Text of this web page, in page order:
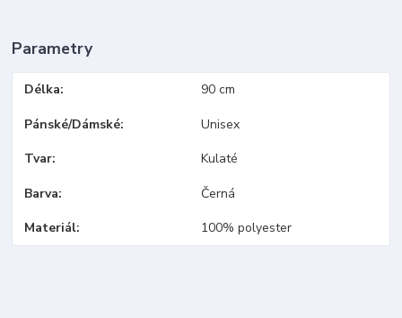
Parametry
Délka 90 cm
Pánské/Dámské Unisex
Tvar Kulaté
Barva Černá
Materiál 100% polyester